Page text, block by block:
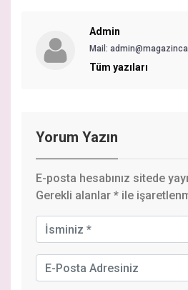
Admin
Mail:
Tüm yazıları
Yorum Yazın
E-posta hesabınız sitede
Gerekli alanlar * ile